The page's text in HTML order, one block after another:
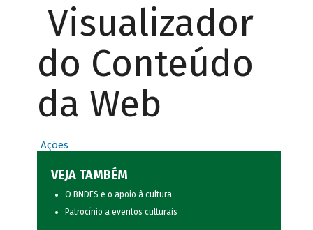
Visualizador
do Conteúdo
da Web
Ações
VEJA TAMBÉM
O BNDES e o apoio à cultura
Patrocínio a eventos culturais